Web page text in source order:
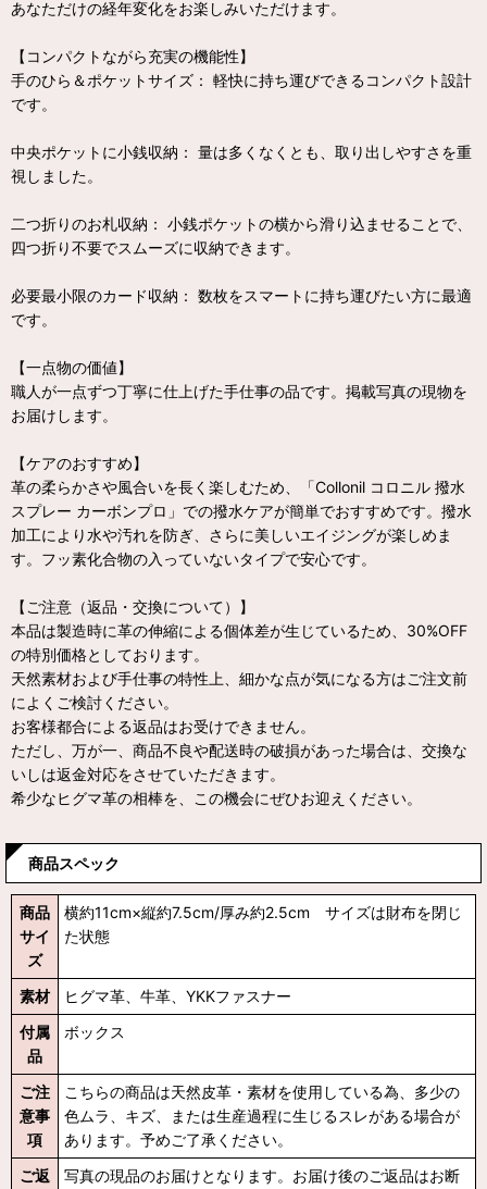
あなただけの経年変化をお楽しみいただけます。
【コンパクトながら充実の機能性】
手のひら＆ポケットサイズ： 軽快に持ち運びできるコンパクト設計
です。
中央ポケットに小銭収納： 量は多くなくとも、取り出しやすさを重
視しました。
二つ折りのお札収納： 小銭ポケットの横から滑り込ませることで、
四つ折り不要でスムーズに収納できます。
必要最小限のカード収納： 数枚をスマートに持ち運びたい方に最適
です。
【一点物の価値】
職人が一点ずつ丁寧に仕上げた手仕事の品です。掲載写真の現物を
お届けします。
【ケアのおすすめ】
革の柔らかさや風合いを長く楽しむため、「Collonil コロニル 撥水
スプレー カーボンプロ」での撥水ケアが簡単でおすすめです。撥水
加工により水や汚れを防ぎ、さらに美しいエイジングが楽しめま
す。フッ素化合物の入っていないタイプで安心です。
【ご注意（返品・交換について）】
本品は製造時に革の伸縮による個体差が生じているため、30%OFF
の特別価格としております。
天然素材および手仕事の特性上、細かな点が気になる方はご注文前
によくご検討ください。
お客様都合による返品はお受けできません。
ただし、万が一、商品不良や配送時の破損があった場合は、交換な
いしは返金対応をさせていただきます。
希少なヒグマ革の相棒を、この機会にぜひお迎えください。
商品スペック
商品
サイ
ズ
横約11cm×縦約7.5cm/厚み約2.5cm サイズは財布を閉じ
た状態
素材
ヒグマ革、牛革、YKKファスナー
付属
品
ボックス
ご注
意事
項
こちらの商品は天然皮革・素材を使用している為、多少の
色ムラ、キズ、または生産過程に生じるスレがある場合が
あります。予めご了承ください。
ご返
写真の現品のお届けとなります。お届け後のご返品はお断